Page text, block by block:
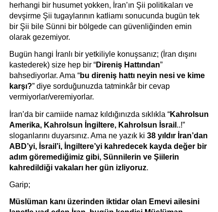
herhangi bir husumet yokken, İran’ın Şii politikaları ve
devşirme Şii tugaylarının katliamı sonucunda bugün tek
bir Şii bile Sünni bir bölgede can güvenliğinden emin
olarak gezemiyor.
Bugün hangi İranlı bir yetkiliyle konuşsanız; (İran dışını
kastederek) size hep bir “Direniş Hattından”
bahsediyorlar. Ama “bu direniş hattı neyin nesi ve kime
karşı?” diye sorduğunuzda tatminkâr bir cevap
vermiyorlar/veremiyorlar.
İran’da bir camiide namaz kıldığınızda sıklıkla “Kahrolsun
Amerika, Kahrolsun İngiltere, Kahrolsun İsrail ..!”
sloganlarını duyarsınız. Ama ne yazık ki 38 yıldır İran’dan
ABD’yi, İsrail’i, İngiltere’yi kahredecek kayda değer bir
adım göremediğimiz gibi, Sünnilerin ve Şiilerin
kahredildiği vakaları her gün izliyoruz.
Garip;
Müslüman kanı üzerinden iktidar olan Emevi ailesini